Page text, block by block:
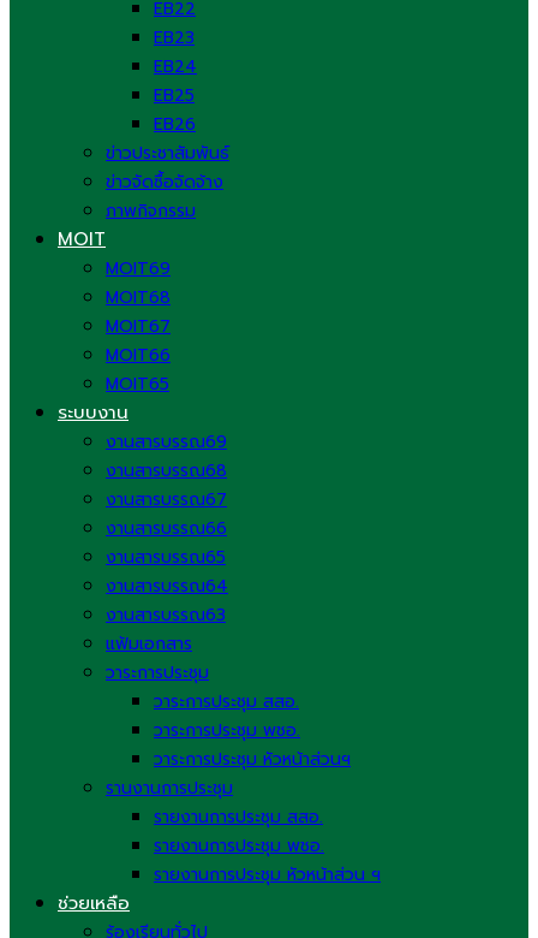
EB22
EB23
EB24
EB25
EB26
ข่าวประชาสัมพันธ์
ข่าวจัดซื้อจัดจ้าง
ภาพกิจกรรม
MOIT
MOIT69
MOIT68
MOIT67
MOIT66
MOIT65
ระบบงาน
งานสารบรรณ69
งานสารบรรณ68
งานสารบรรณ67
งานสารบรรณ66
งานสารบรรณ65
งานสารบรรณ64
งานสารบรรณ63
แฟ้มเอกสาร
วาระการประชุม
วาระการประชุม สสอ.
วาระการประชุม พชอ.
วาระการประชุม หัวหน้าส่วนฯ
รานงานการประชุม
รายงานการประชุม สสอ.
รายงานการประชุม พชอ.
รายงานการประชุม หัวหน้าส่วน ฯ
ช่วยเหลือ
ร้องเรียนทั่วไป